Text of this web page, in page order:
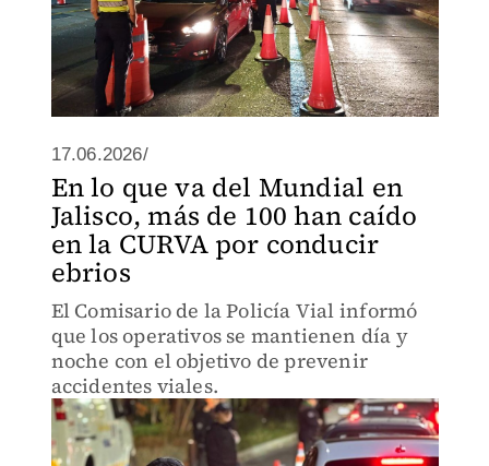
17.06.2026/
En lo que va del Mundial en
Jalisco, más de 100 han caído
en la CURVA por conducir
ebrios
El Comisario de la Policía Vial informó
que los operativos se mantienen día y
noche con el objetivo de prevenir
accidentes viales.